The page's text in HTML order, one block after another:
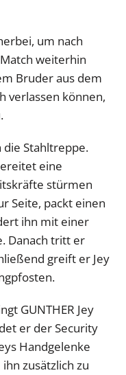
um nach
weiterhin
Bruder aus dem
verlassen können,
die Stahltreppe.
eine
stürmen
Seite, packt einen
ihn mit einer
Danach tritt er
greift er Jey
GUNTHER Jey
er der Security
Handgelenke
zusätzlich zu